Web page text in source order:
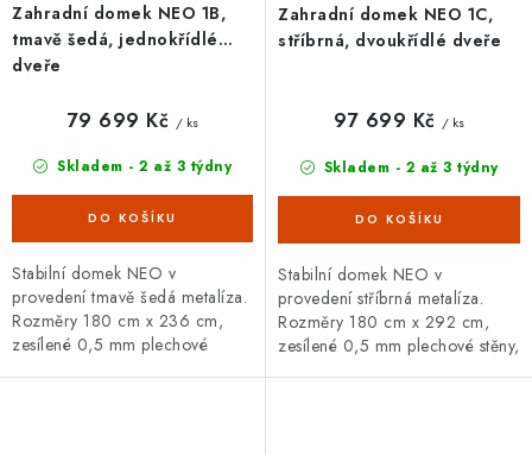
Zahradní domek NEO 1B,
tmavě šedá, jednokřídlé
dveře
Skladem - 2 až 3 týdny
79 699 Kč / ks
Stabilní domek NEO v
provedení tmavě šedá metalíza.
Rozměry 180 cm x 236 cm,
zesílené 0,5 mm plechové
Zahradní domek NEO 1C,
stříbrná, dvoukřídlé dveře
Skladem - 2 až 3 týdny
97 699 Kč / ks
Stabilní domek NEO v
provedení stříbrná metalíza.
Rozměry 180 cm x 292 cm,
zesílené 0,5 mm plechové stěny,